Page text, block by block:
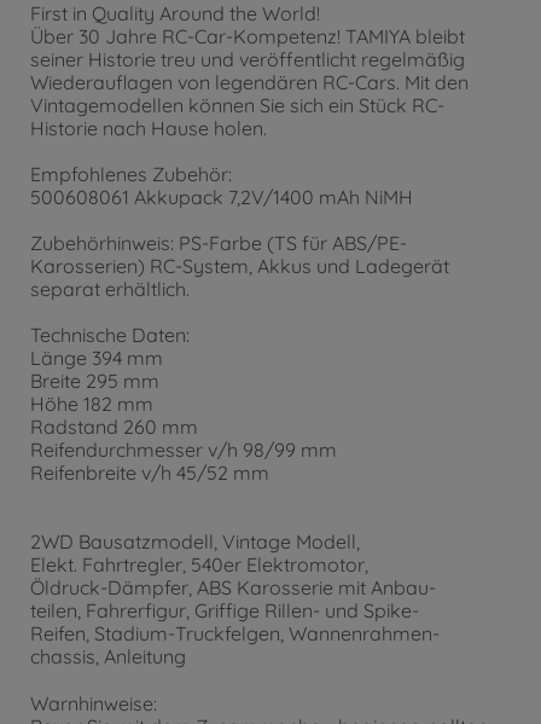
First in Quality Around the World!
Über 30 Jahre RC-Car-Kompetenz! TAMIYA bleibt
seiner Historie treu und veröffentlicht regelmäßig
Wiederauflagen von legendären RC-Cars. Mit den
Vintagemodellen können Sie sich ein Stück RC-
Historie nach Hause holen.
Empfohlenes Zubehör:
500608061 Akkupack 7,2V/1400 mAh NiMH
Zubehörhinweis: PS-Farbe (TS für ABS/PE-
Karosserien) RC-System, Akkus und Ladegerät
separat erhältlich.
Technische Daten:
Länge 394 mm
Breite 295 mm
Höhe 182 mm
Radstand 260 mm
Reifendurchmesser v/h 98/99 mm
Reifenbreite v/h 45/52 mm
2WD Bausatzmodell, Vintage Modell,
Elekt. Fahrtregler, 540er Elektromotor,
Öldruck-Dämpfer, ABS Karosserie mit Anbau-
teilen, Fahrerfigur, Griffige Rillen- und Spike-
Reifen, Stadium-Truckfelgen, Wannenrahmen-
chassis, Anleitung
Warnhinweise: